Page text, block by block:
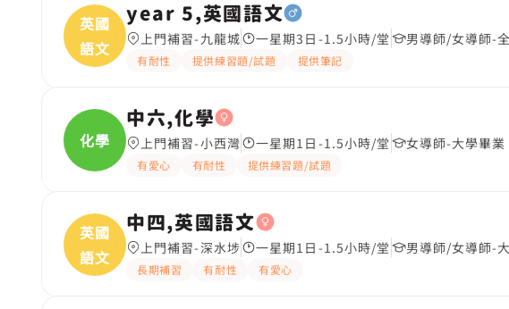
英國
語文
year 5,英國語文
上門補習-九龍城 一星期3日-1.5小時/堂 男導師/女導師-
有耐性 提供練習題/試題 提供筆記
化學
中六,化學
上門補習-小西灣 一星期1日-1.5小時/堂 女導師-大學畢業
有愛心 有耐性 提供練習題/試題
英國
語文
中四,英國語文
上門補習-深水埗 一星期1日-1.5小時/堂 男導師/女導師-
長期補習 有耐性 有愛心